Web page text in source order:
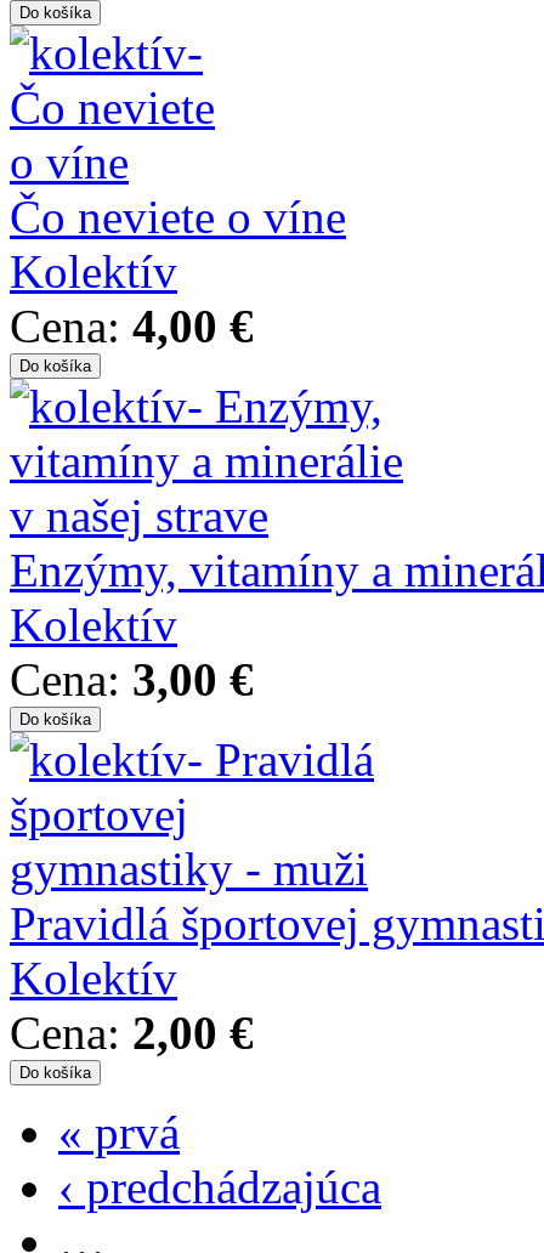
Čo neviete o víne
Kolektív
Cena: 4,00 €
Enzýmy, vitamíny a
Kolektív
Cena: 3,00 €
Pravidlá športovej
Kolektív
Cena: 2,00 €
Stránky
« prvá
‹ predchádzajúca
…